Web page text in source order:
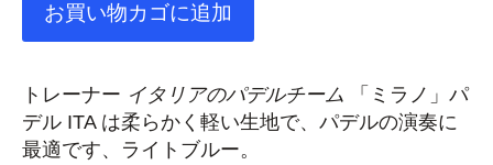
お買い物カゴに追加
トレーナー イタリアのパデルチーム 「ミラノ」パ
デル ITA は柔らかく軽い生地で、パデルの演奏に
最適です、ライトブルー。